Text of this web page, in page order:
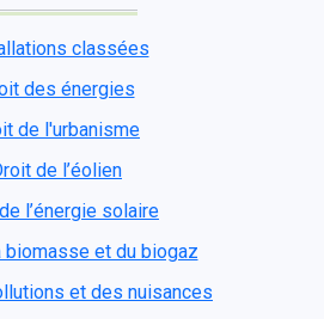
classées
des énergies
de l'urbanisme
de l’éolien
l’énergie solaire
biomasse et du biogaz
et des nuisances